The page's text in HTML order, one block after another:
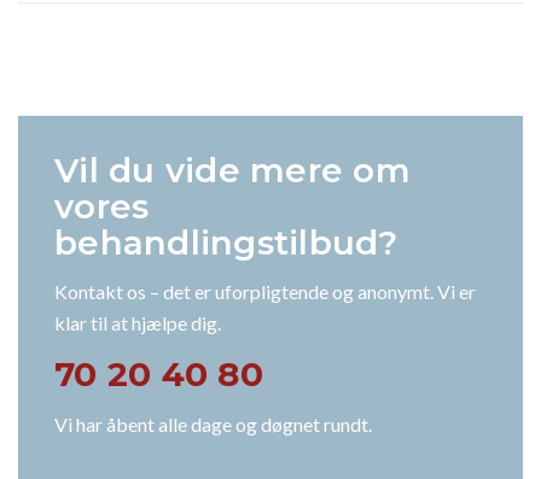
Vil du vide mere om
vores
behandlingstilbud?
Kontakt os – det er uforpligtende og anonymt. Vi er
klar til at hjælpe dig.
70 20 40 80
Vi har åbent alle dage og døgnet rundt.